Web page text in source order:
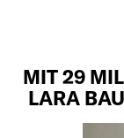
MIT 29
LARA